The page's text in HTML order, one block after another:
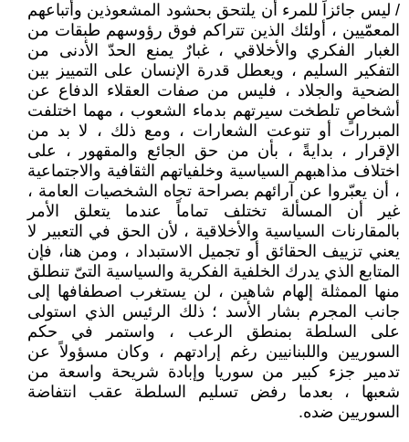
/ ليس جائزاً للمرء أن يلتحق بحشود المشعوذين وأتباعهم
المعمّيين ، أولئك الذين تتراكم فوق رؤوسهم طبقات من
الغبار الفكري والأخلاقي ، غبارٌ يمنع الحدّ الأدنى من
التفكير السليم ، ويعطل قدرة الإنسان على التمييز بين
الضحية والجلاد ، فليس من صفات العقلاء الدفاع عن
أشخاصٍ تلطخت سيرتهم بدماء الشعوب ، مهما اختلفت
المبررات أو تنوعت الشعارات ، ومع ذلك ، لا بد من
الإقرار ، بدايةً ، بأن من حق الجائع والمقهور ، على
اختلاف مذاهبهم السياسية وخلفياتهم الثقافية والاجتماعية
، أن يعبّروا عن آرائهم بصراحة تجاه الشخصيات العامة ،
غير أن المسألة تختلف تماماً عندما يتعلق الأمر
بالمقارنات السياسية والأخلاقية ، لأن الحق في التعبير لا
يعني تزييف الحقائق أو تجميل الاستبداد ، ومن هنا، فإن
المتابع الذي يدرك الخلفية الفكرية والسياسية التىّ تنطلق
منها الممثلة إلهام شاهين ، لن يستغرب اصطفافها إلى
جانب المجرم بشار الأسد ؛ ذلك الرئيس الذي استولى
على السلطة بمنطق الرعب ، واستمر في حكم
السوريين واللبنانيين رغم إرادتهم ، وكان مسؤولاً عن
تدمير جزء كبير من سوريا وإبادة شريحة واسعة من
شعبها ، بعدما رفض تسليم السلطة عقب انتفاضة
السوريين ضده.